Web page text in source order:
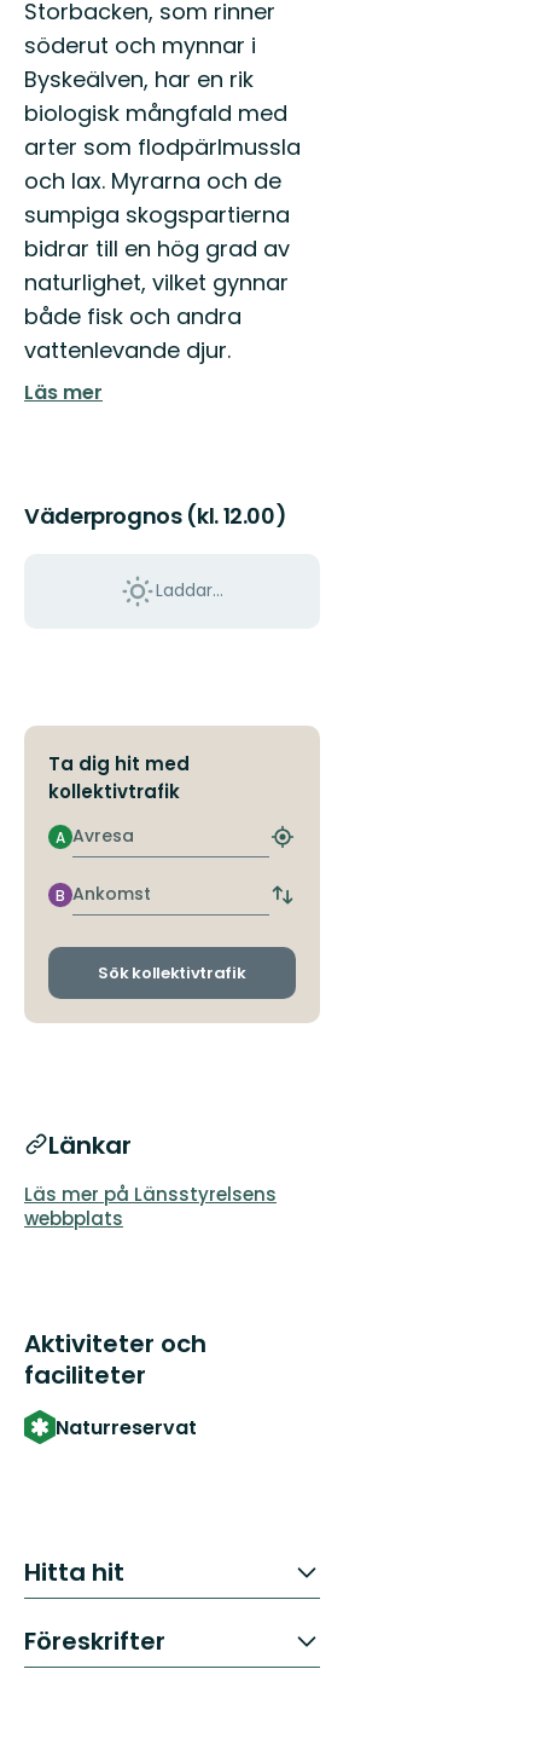
Storbacken, som rinner
söderut och mynnar i
Byskeälven, har en rik
biologisk mångfald med
arter som flodpärlmussla
och lax. Myrarna och de
sumpiga skogspartierna
bidrar till en hög grad av
naturlighet, vilket gynnar
både fisk och andra
vattenlevande djur.
Läs mer
Väderprognos (kl. 12.00)
Laddar...
Ta dig hit med
kollektivtrafik
Avresa
A
Hitta
hållplats
Ankomst
B
Byt
och
Sök kollektivtrafik
Länkar
Läs mer på Länsstyrelsens
webbplats
Aktiviteter och
faciliteter
Naturreservat
Hitta hit
Föreskrifter